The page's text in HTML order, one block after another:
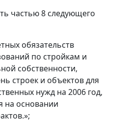
частью 8 следующего
обязательств
по стройкам и
собственности,
строек и объектов для
нужд на 2006 год,
на основании